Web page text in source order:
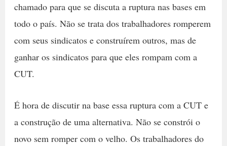
chamado para que se discuta a ruptura nas bases em
todo o país. Não se trata dos trabalhadores romperem
com seus sindicatos e construírem outros, mas de
ganhar os sindicatos para que eles rompam com a
CUT.
É hora de discutir na base essa ruptura com a CUT e
a construção de uma alternativa. Não se constrói o
novo sem romper com o velho. Os trabalhadores do